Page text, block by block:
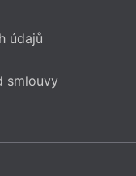
údajů
smlouvy